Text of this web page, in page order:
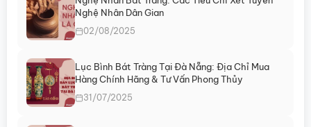
Nghệ Nhân Dân Gian
02/08/2025
Lục Bình Bát Tràng Tại Đà Nẵng: Địa Chỉ Mua
Hàng Chính Hãng & Tư Vấn Phong Thủy
31/07/2025